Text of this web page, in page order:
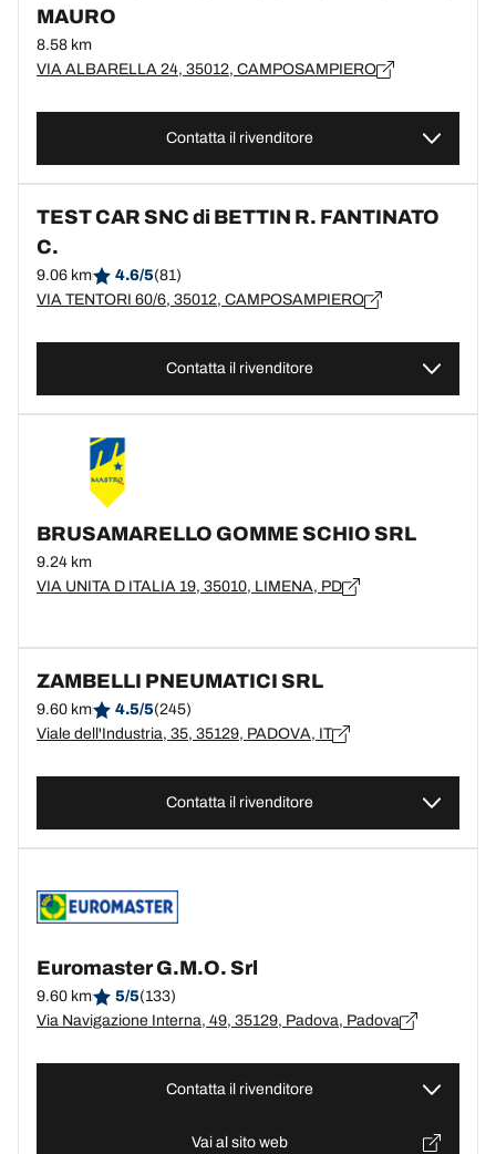
MAURO
8.58 km
VIA ALBARELLA 24, 35012, CAMPOSAMPIERO
Contatta il rivenditore
TEST CAR SNC di BETTIN R. FANTINATO
C.
9.06 km 4.6/5(81)
VIA TENTORI 60/6, 35012, CAMPOSAMPIERO
Contatta il rivenditore
BRUSAMARELLO GOMME SCHIO SRL
9.24 km
VIA UNITA D ITALIA 19, 35010, LIMENA, PD
ZAMBELLI PNEUMATICI SRL
9.60 km 4.5/5(245)
Viale dell'Industria, 35, 35129, PADOVA, IT
Contatta il rivenditore
Euromaster G.M.O. Srl
9.60 km 5/5(133)
Via Navigazione Interna, 49, 35129, Padova, Padova
Contatta il rivenditore
Vai al sito web